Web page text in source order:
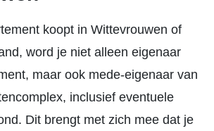
koopt in Wittevrouwen of
word je niet alleen eigenaar
maar ook mede-eigenaar van
inclusief eventuele
Dit brengt met zich mee dat je